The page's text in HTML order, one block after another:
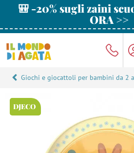
🎒 -20% sugli zaini
ORA >>
Giochi e giocattoli per bambini da 2
DJECO